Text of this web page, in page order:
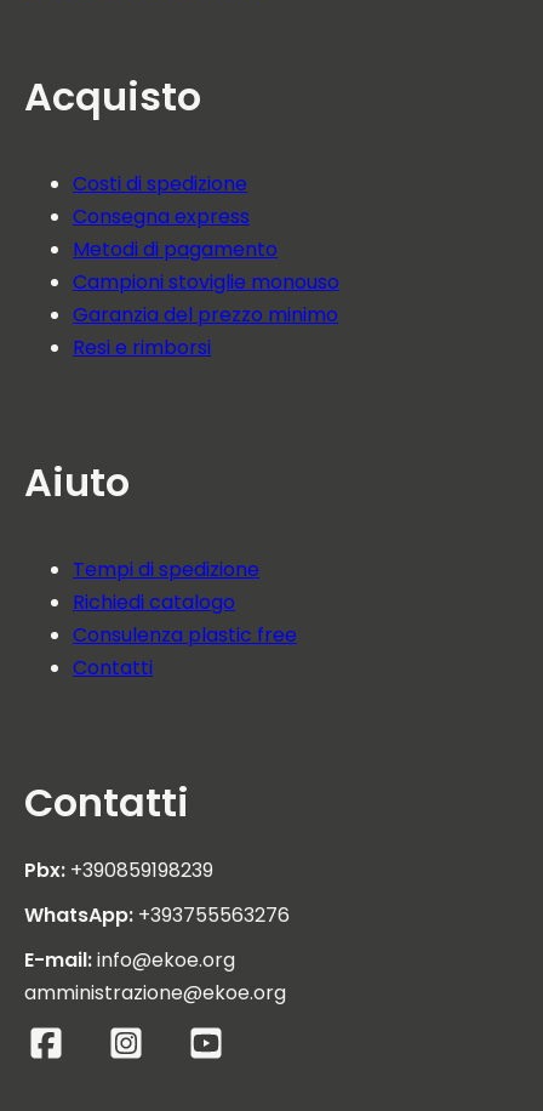
Acquisto
Costi di spedizione
Consegna express
Metodi di pagamento
Campioni stoviglie monouso
Garanzia del prezzo minimo
Resi e rimborsi
Aiuto
Tempi di spedizione
Richiedi catalogo
Consulenza plastic free
Contatti
Contatti
Pbx: +390859198239
WhatsApp: +393755563276
E-mail:info@ekoe.org
amministrazione@ekoe.org